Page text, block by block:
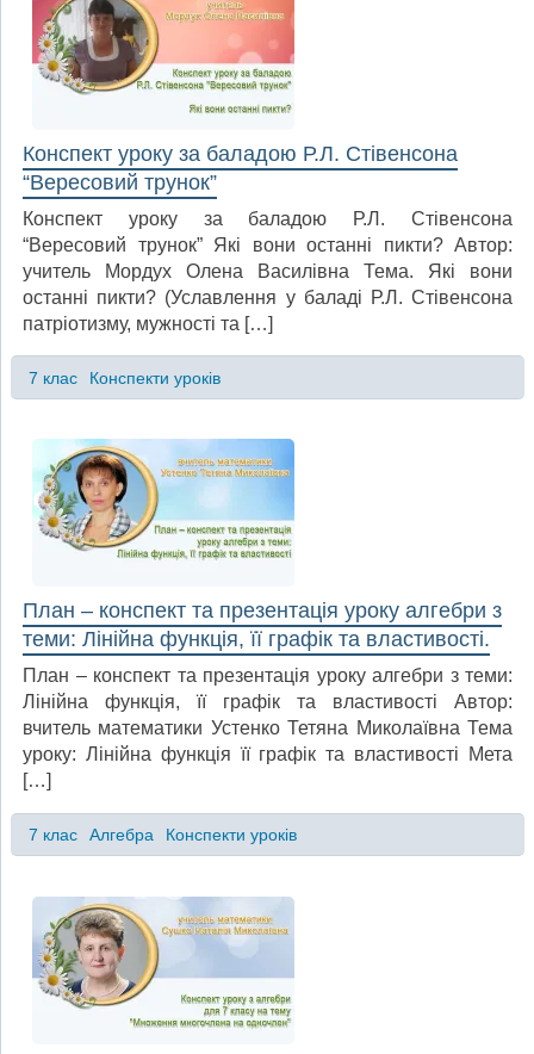
Конспект уроку за баладою Р.Л. Стівенсона
“Вересовий трунок”
Конспект уроку за баладою Р.Л. Стівенсона
“Вересовий трунок” Які вони останні пикти? Автор:
учитель Мордух Олена Василівна Тема. Які вони
останні пикти? (Уславлення у баладі Р.Л. Стівенсона
патріотизму, мужності та […]
7 клас Конспекти уроків
План – конспект та презентація уроку алгебри з
теми: Лінійна функція, її графік та властивості.
План – конспект та презентація уроку алгебри з теми:
Лінійна функція, її графік та властивості Автор:
вчитель математики Устенко Тетяна Миколаївна Тема
уроку: Лінійна функція її графік та властивості Мета
[…]
7 клас Алгебра Конспекти уроків